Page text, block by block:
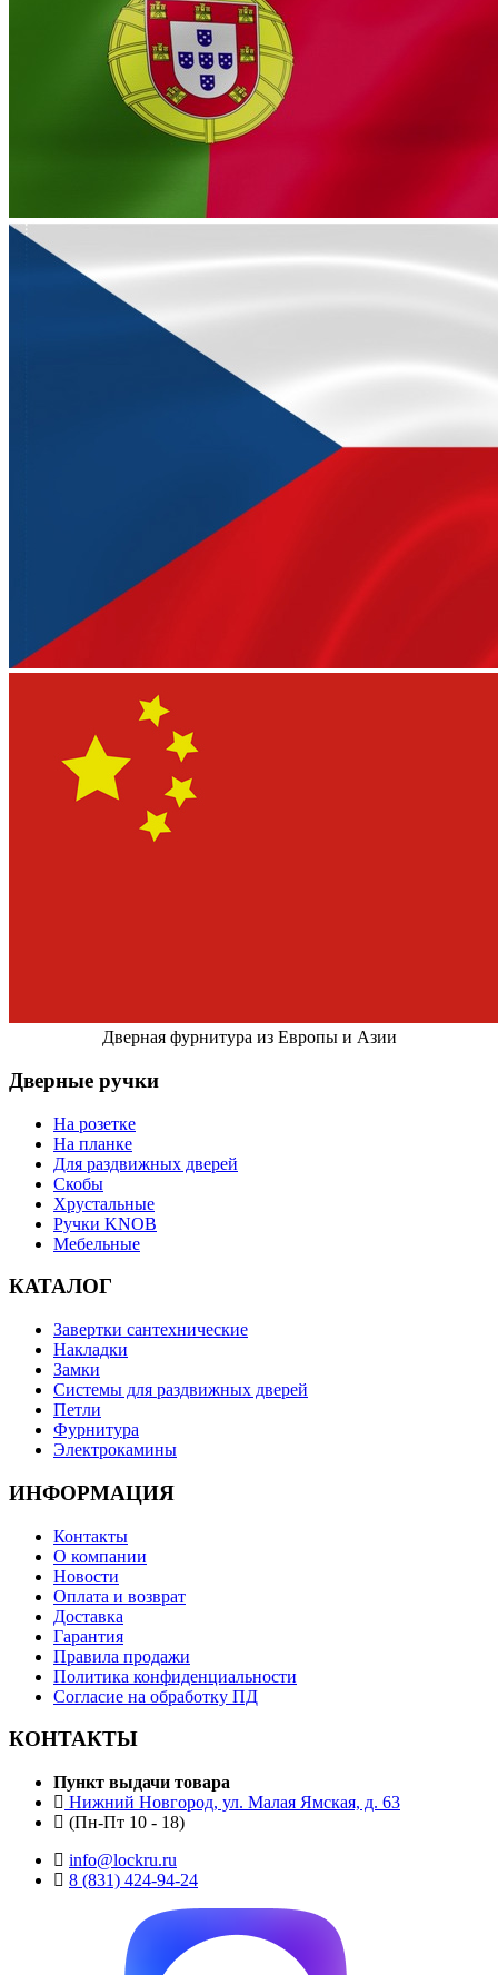
Дверная фурнитура из Европы и Азии
Дверные ручки
На розетке
На планке
Для раздвижных дверей
Скобы
Хрустальные
Ручки KNOB
Мебельные
КАТАЛОГ
Завертки сантехнические
Накладки
Замки
Системы для раздвижных дверей
Петли
Фурнитура
Электрокамины
ИНФОРМАЦИЯ
Контакты
О компании
Новости
Оплата и возврат
Доставка
Гарантия
Правила продажи
Политика конфиденциальности
Согласие на обработку ПД
КОНТАКТЫ
Пункт выдачи товара
Нижний Новгород, ул. Малая Ямская, д. 63
(Пн-Пт 10 - 18)
info@lockru.ru
8 (831) 424-94-24